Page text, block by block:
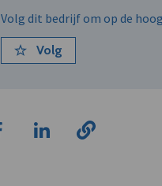
Volg dit bedrijf om op de
Volg